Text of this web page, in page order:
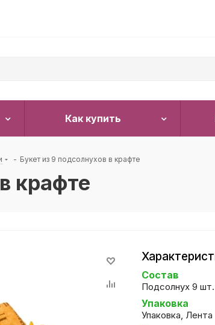
Как купить
- Букет из 9 подсолнухов в крафте
крафте
Состав
Подсолнух 9 шт.
Упаковка
Упаковка, Лента